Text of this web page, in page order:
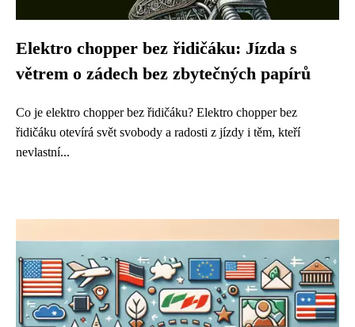
Elektro chopper bez řidičáku: Jízda s
větrem o zádech bez zbytečných papírů
Co je elektro chopper bez řidičáku? Elektro chopper bez
řidičáku otevírá svět svobody a radosti z jízdy i těm, kteří
nevlastní...